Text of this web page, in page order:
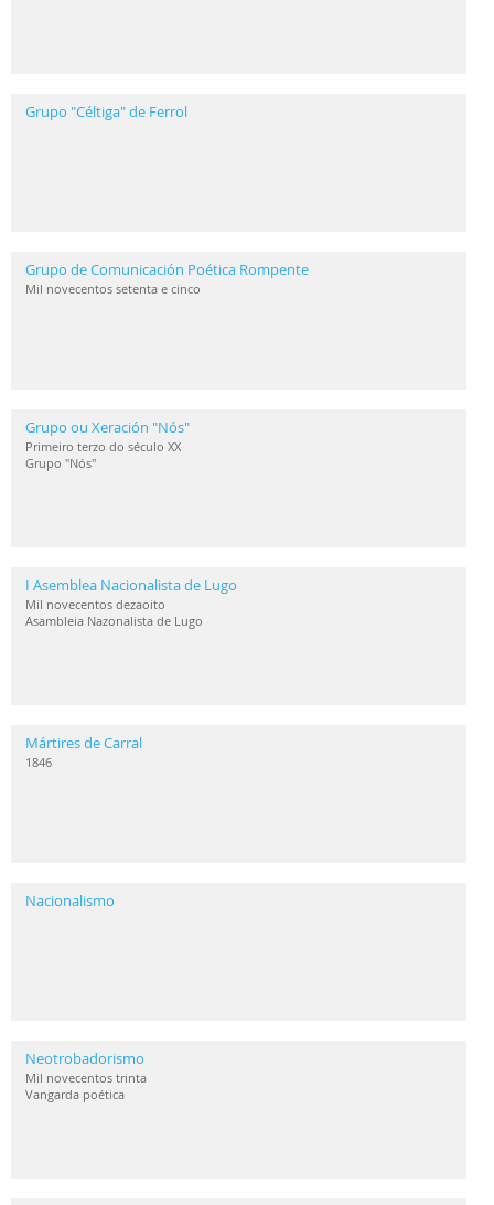
Grupo "Céltiga" de Ferrol
Grupo de Comunicación Poética Rompente
Mil novecentos setenta e cinco
Grupo ou Xeración "Nós"
Primeiro terzo do século XX
Grupo "Nós"
I Asemblea Nacionalista de Lugo
Mil novecentos dezaoito
Asambleia Nazonalista de Lugo
Mártires de Carral
1846
Nacionalismo
Neotrobadorismo
Mil novecentos trinta
Vangarda poética